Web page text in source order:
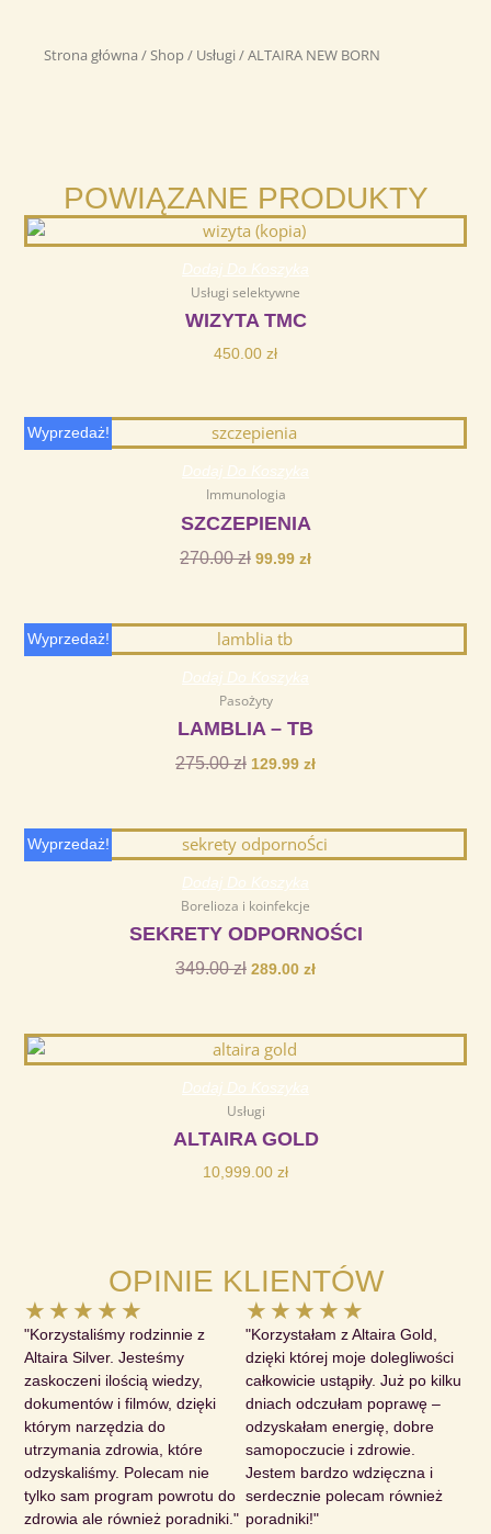
Strona główna /Shop/ Usługi / ALTAIRA NEW BORN
POWIĄZANE PRODUKTY
Dodaj Do Koszyka
Usługi selektywne
WIZYTA TMC
450.00 zł
Wyprzedaż!
Dodaj Do Koszyka
Immunologia
SZCZEPIENIA
270.00zł
Pierwotna
cena
wynosiła:
270.00 zł.
99.99 zł
cena
Wyprzedaż!
Dodaj Do Koszyka
Pasożyty
LAMBLIA – TB
275.00zł
Pierwotna
cena
wynosiła:
275.00 zł.
129.99 zł
cena
Wyprzedaż!
Dodaj Do Koszyka
Borelioza i koinfekcje
SEKRETY ODPORNOŚCI
349.00zł
Pierwotna
cena
wynosiła:
349.00 zł.
289.00 zł
Aktualna
cena
Dodaj Do Koszyka
Usługi
ALTAIRA GOLD
10,999.00 zł
OPINIE KLIENTÓW
★ ★ ★ ★ ★
5
z
5
"Korzystaliśmy rodzinnie z
Altaira Silver. Jesteśmy
zaskoczeni ilością wiedzy,
dokumentów i filmów, dzięki
którym narzędzia do
utrzymania zdrowia, które
odzyskaliśmy. Polecam nie
tylko sam program powrotu do
zdrowia ale również poradniki."
★ ★ ★ ★ ★
5
z
5
"Korzystałam z Altaira Gold,
dzięki której moje dolegliwości
całkowicie ustąpiły. Już po kilku
dniach odczułam poprawę –
odzyskałam energię, dobre
samopoczucie i zdrowie.
Jestem bardzo wdzięczna i
serdecznie polecam również
poradniki!"